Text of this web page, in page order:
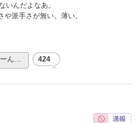
いんだよなあ。
派手さが無い。薄い。
ーん… 424